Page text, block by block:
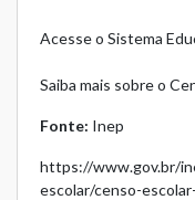
Acesse o Sistema
Saiba mais sobre o
Fonte: Inep
https://www.gov.br/
escolar/censo-